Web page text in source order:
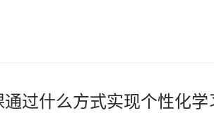
过什么方式实现个性化学